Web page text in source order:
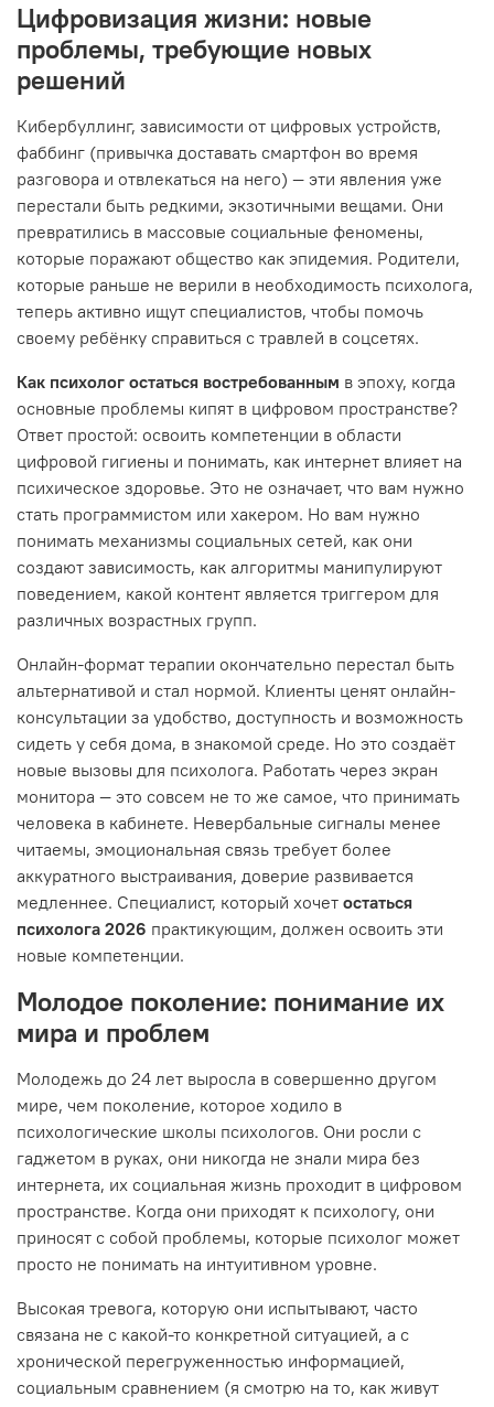
Цифровизация жизни: новые
проблемы, требующие новых
решений
Кибербуллинг, зависимости от цифровых устройств,
фаббинг (привычка доставать смартфон во время
разговора и отвлекаться на него) — эти явления уже
перестали быть редкими, экзотичными вещами. Они
превратились в массовые социальные феномены,
которые поражают общество как эпидемия. Родители,
которые раньше не верили в необходимость психолога,
теперь активно ищут специалистов, чтобы помочь
своему ребёнку справиться с травлей в соцсетях.
Как психолог остаться востребованным в эпоху, когда
основные проблемы кипят в цифровом пространстве?
Ответ простой: освоить компетенции в области
цифровой гигиены и понимать, как интернет влияет на
психическое здоровье. Это не означает, что вам нужно
стать программистом или хакером. Но вам нужно
понимать механизмы социальных сетей, как они
создают зависимость, как алгоритмы манипулируют
поведением, какой контент является триггером для
различных возрастных групп.
Онлайн-формат терапии окончательно перестал быть
альтернативой и стал нормой. Клиенты ценят онлайн-
консультации за удобство, доступность и возможность
сидеть у себя дома, в знакомой среде. Но это создаёт
новые вызовы для психолога. Работать через экран
монитора — это совсем не то же самое, что принимать
человека в кабинете. Невербальные сигналы менее
читаемы, эмоциональная связь требует более
аккуратного выстраивания, доверие развивается
медленнее. Специалист, который хочет остаться
психолога 2026 практикующим, должен освоить эти
новые компетенции.
Молодое поколение: понимание их
мира и проблем
Молодежь до 24 лет выросла в совершенно другом
мире, чем поколение, которое ходило в
психологические школы психологов. Они росли с
гаджетом в руках, они никогда не знали мира без
интернета, их социальная жизнь проходит в цифровом
пространстве. Когда они приходят к психологу, они
приносят с собой проблемы, которые психолог может
просто не понимать на интуитивном уровне.
Высокая тревога, которую они испытывают, часто
связана не с какой-то конкретной ситуацией, а с
хронической перегруженностью информацией,
социальным сравнением (я смотрю на то, как живут